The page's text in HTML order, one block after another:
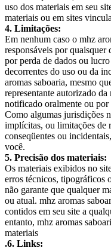
uso dos materiais em seu
materiais ou em sites
4. Limitações:
Em nenhum caso o mhz
responsáveis por
por perda de dados ou
decorrentes do uso ou da
aromas saboaria, mesmo
representante autorizado
notificado oralmente ou por
Como algumas jurisdições
implícitas, ou limitações de
conseqüentes ou
você.
5. Precisão dos materiais:
Os materiais exibidos no
erros técnicos, tipográficos
não garante que qualquer
ou atual. mhz aromas
contidos em seu site a
entanto, mhz aromas
materiais
.6. Links: